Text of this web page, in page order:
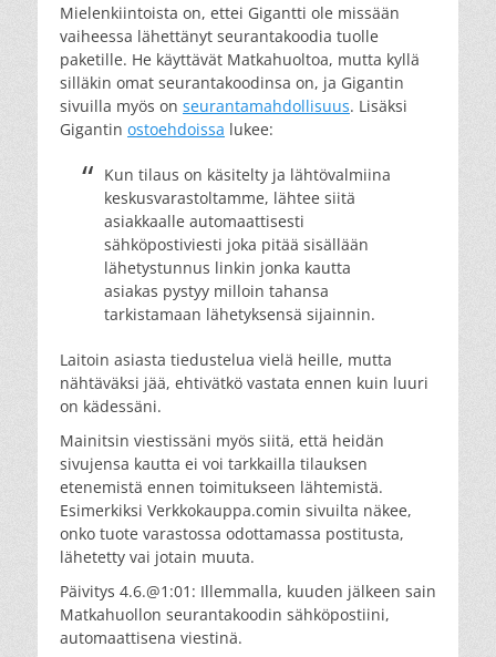
Mielenkiintoista on, ettei Gigantti ole missään
vaiheessa lähettänyt seurantakoodia tuolle
paketille. He käyttävät Matkahuoltoa, mutta kyllä
silläkin omat seurantakoodinsa on, ja Gigantin
sivuilla myös on seurantamahdollisuus. Lisäksi
Gigantin ostoehdoissa lukee:
Kun tilaus on käsitelty ja lähtövalmiina
keskusvarastoltamme, lähtee siitä
asiakkaalle automaattisesti
sähköpostiviesti joka pitää sisällään
lähetystunnus linkin jonka kautta
asiakas pystyy milloin tahansa
tarkistamaan lähetyksensä sijainnin.
Laitoin asiasta tiedustelua vielä heille, mutta
nähtäväksi jää, ehtivätkö vastata ennen kuin luuri
on kädessäni.
Mainitsin viestissäni myös siitä, että heidän
sivujensa kautta ei voi tarkkailla tilauksen
etenemistä ennen toimitukseen lähtemistä.
Esimerkiksi Verkkokauppa.comin sivuilta näkee,
onko tuote varastossa odottamassa postitusta,
lähetetty vai jotain muuta.
Päivitys 4.6.@1:01: Illemmalla, kuuden jälkeen sain
Matkahuollon seurantakoodin sähköpostiini,
automaattisena viestinä.